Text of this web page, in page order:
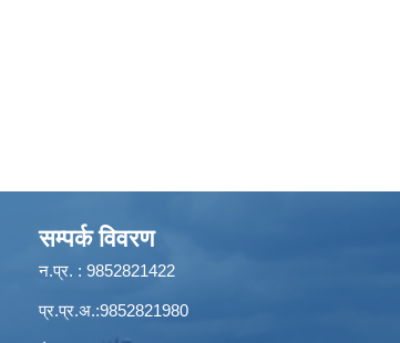
सम्पर्क विवरण
न.प्र. : 9852821422
प्र.प्र.अ.:9852821980